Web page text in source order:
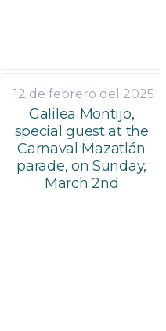
12 de febrero del 2025
Galilea Montijo,
special guest at the
Carnaval Mazatlán
parade, on Sunday,
March 2nd